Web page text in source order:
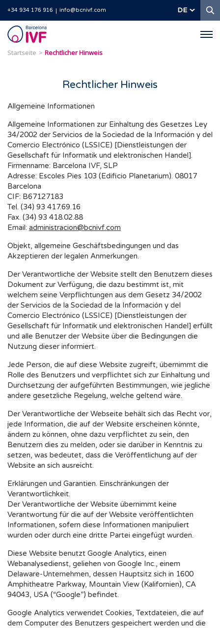
+34 934 176 916 info@bcnivf.com DE
Barcelona
IVF
Startseite Rechtlicher Hinweis
Rechtlicher Hinweis
Allgemeine Informationen
Allgemeine Informationen zur Einhaltung des Gesetzes Ley
34/2002 der Servicios de la Sociedad de la Información y del
Comercio Electrónico (LSSICE) [Dienstleistungen der
Gesellschaft für Informatik und elektronischen Handel].
Firmenname: Barcelona IVF, SLP
Adresse: Escoles Pies 103 (Edificio Planetarium). 08017
Barcelona
CIF: B67127183
Tel. (34) 93 417.69.16
Fax. (34) 93 418.02.88
Email: administracion@bcnivf.com
Objekt, allgemeine Geschäftsbedingungen und das
Akzeptieren der legalen Anmerkungen.
Der Verantwortliche der Website stellt den Benutzern dieses
Dokument zur Verfügung, die dazu bestimmt ist, mit
welchem seine Verpflichtungen aus dem Gesetz 34/2002
der Servicios de la Sociedad de la Información y del
Comercio Electrónico (LSSICE) [Dienstleistungen der
Gesellschaft für Informatik und elektronischen Handel] erfüllt
und alle Benutzer der Website über die Bedingungen die
Nutzung dieser informiert.
Jede Person, die auf diese Website zugreift, übernimmt die
Rolle des Benutzers und verpflichtet sich zur Einhaltung und
Durchsetzung der aufgeführten Bestimmungen, wie jegliche
andere gesetzliche Regelung, welche geltend wäre.
Der Verantwortliche der Webseite behält sich das Recht vor,
jede Information, die auf der Website erscheinen könnte,
ändern zu können, ohne dazu verpflichtet zu sein, den
Benutzern dies zu melden, oder sie darüber in Kenntnis zu
setzen, was bedeutet, dass die Veröffentlichung auf der
Website an sich ausreicht.
Erklärungen und Garantien. Einschränkungen der
Verantwortlichkeit.
Der Verantwortliche der Website übernimmt keine
Verantwortung für die auf der Website veröffentlichten
Informationen, sofern diese Informationen manipuliert
wurden oder durch eine dritte Partei eingefügt wurden.
Diese Website benutzt Google Analytics, einen
Webanalysedienst, geliehen von Google Inc., einem
Delaware-Unternehmen, dessen Hauptsitz sich in 1600
Amphitheatre Parkway, Mountain View (Kalifornien), CA
94043, USA (“Google”) befindet.
Google Analytics verwendet Cookies, Textdateien, die auf
dem Computer des Benutzers gespeichert werden und die